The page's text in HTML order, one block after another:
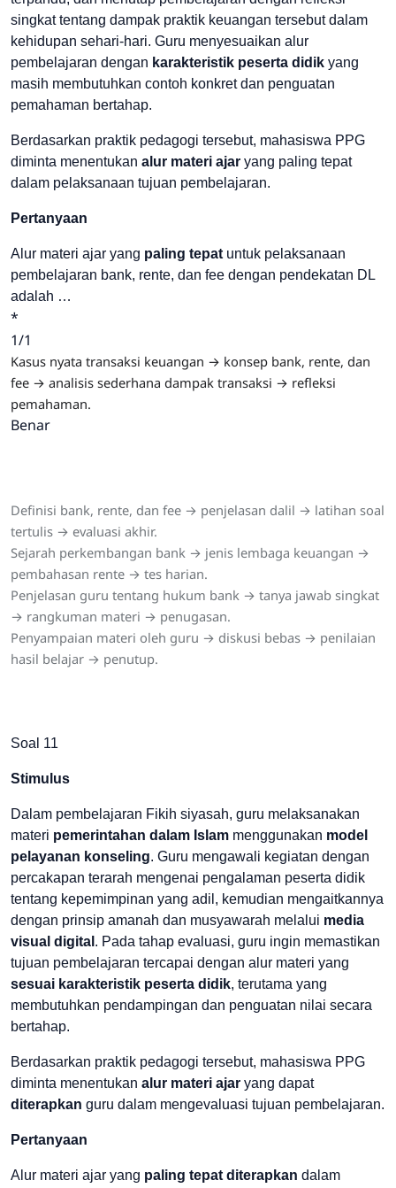
singkat tentang dampak praktik keuangan tersebut dalam
kehidupan sehari-hari. Guru menyesuaikan alur
pembelajaran dengan karakteristik peserta didik yang
masih membutuhkan contoh konkret dan penguatan
pemahaman bertahap.
Berdasarkan praktik pedagogi tersebut, mahasiswa PPG
diminta menentukan alur materi ajar yang paling tepat
dalam pelaksanaan tujuan pembelajaran.
Pertanyaan
Alur materi ajar yang paling tepat untuk pelaksanaan
pembelajaran bank, rente, dan fee dengan pendekatan DL
adalah …
*
1/1
Kasus nyata transaksi keuangan → konsep bank, rente, dan
fee → analisis sederhana dampak transaksi → refleksi
pemahaman.
Benar
Definisi bank, rente, dan fee → penjelasan dalil → latihan soal
tertulis → evaluasi akhir.
Sejarah perkembangan bank → jenis lembaga keuangan →
pembahasan rente → tes harian.
Penjelasan guru tentang hukum bank → tanya jawab singkat
→ rangkuman materi → penugasan.
Penyampaian materi oleh guru → diskusi bebas → penilaian
hasil belajar → penutup.
Soal 11
Stimulus
Dalam pembelajaran Fikih siyasah, guru melaksanakan
materi pemerintahan dalam Islam menggunakan model
pelayanan konseling. Guru mengawali kegiatan dengan
percakapan terarah mengenai pengalaman peserta didik
tentang kepemimpinan yang adil, kemudian mengaitkannya
dengan prinsip amanah dan musyawarah melalui media
visual digital . Pada tahap evaluasi, guru ingin memastikan
tujuan pembelajaran tercapai dengan alur materi yang
sesuai karakteristik peserta didik, terutama yang
membutuhkan pendampingan dan penguatan nilai secara
bertahap.
Berdasarkan praktik pedagogi tersebut, mahasiswa PPG
diminta menentukan alur materi ajar yang dapat
diterapkan guru dalam mengevaluasi tujuan pembelajaran.
Pertanyaan
Alur materi ajar yang paling tepat diterapkan dalam